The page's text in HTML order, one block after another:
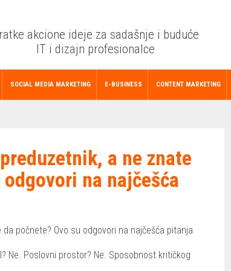
akcione ideje za sadašnje i buduće
IT i dizajn profesionalce
SOCIAL MEDIA MARKETING E-BUSINESS CONTENT MARKETING
a ne znate
na najčešća
počnete? Ovo su odgovori na najčešća pitanja
Ne. Poslovni prostor? Ne. Sposobnost kritičkog